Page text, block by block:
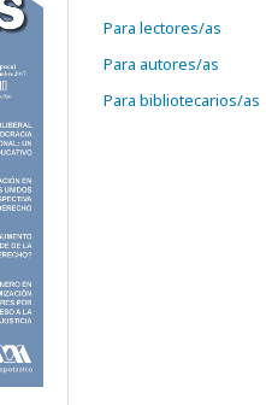
Para lectores/as
Para autores/as
Para bibliotecarios/as